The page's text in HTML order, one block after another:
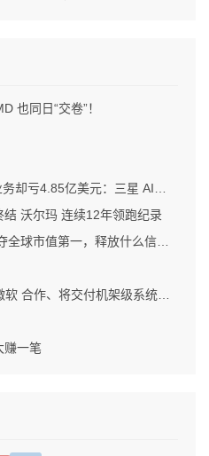
也同日“交卷”！
亿美元：三星 AI红利的另一面
沃尔玛 连续12年领跑纪录
球市值第一，释放什么信号？
作、将交付机架级系统Helios
赚一笔